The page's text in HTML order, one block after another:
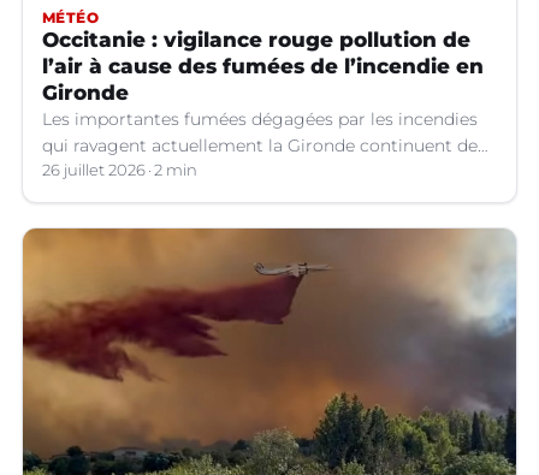
préoccupants.
MÉTÉO
Occitanie : vigilance rouge pollution de
l’air à cause des fumées de l’incendie en
Gironde
Les importantes fumées dégagées par les incendies
qui ravagent actuellement la Gironde continuent de
se propager vers le sud-est de la France.
26 juillet 2026 2 min